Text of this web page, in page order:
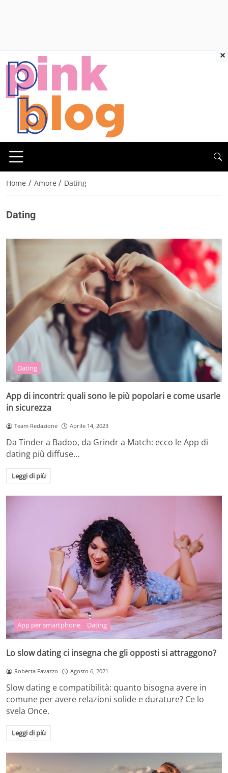
Home / Amore / Dating
Dating
Dating
App di incontri: quali sono le più popolari e come usarle
in sicurezza
Team Redazione Aprile 14, 2023
Da Tinder a Badoo, da Grindr a Match: ecco le App di
dating più diffuse…
Leggi di più
App per smartphone Dating
Lo slow dating ci insegna che gli opposti si attraggono?
Roberta Favazzo Agosto 6, 2021
Slow dating e compatibilità: quanto bisogna avere in
comune per avere relazioni solide e durature? Ce lo
svela Once.
Leggi di più
×